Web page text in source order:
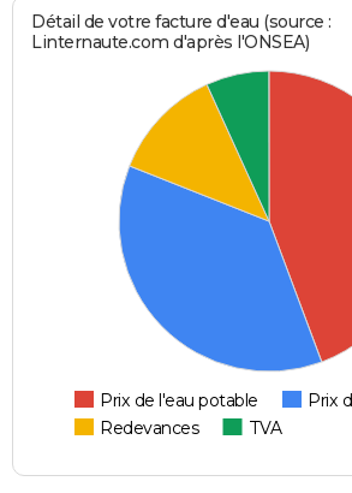
Détail de votre facture d'eau (source :
Linternaute.com d'après l'ONSEA)
Prix de l'eau potable
Prix
Redevances
TVA